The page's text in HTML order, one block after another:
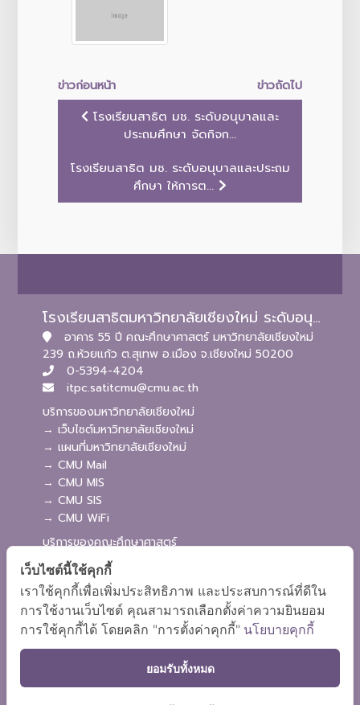
ข่าวก่อนหน้า
ข่าวถัดไป
โรงเรียนสาธิต มช. ระดับอนุบาลและ
ประถมศึกษา จัดกิจก...
โรงเรียนสาธิต มช. ระดับอนุบาลและประถม
ศึกษา ให้การต...
โรงเรียนสาธิตมหาวิทยาลัยเชียงใหม่ ระดับอนุบาลและประถมศึกษา
อาคาร 55 ปี คณะศึกษาศาสตร์ มหาวิทยาลัยเชียงใหม่
239 ถ.ห้วยแก้ว ต.สุเทพ อ.เมือง จ.เชียงใหม่ 50200
0-5394-4204
itpc.satitcmu@cmu.ac.th
บริการของมหาวิทยาลัยเชียงใหม่
→ เว็บไซต์มหาวิทยาลัยเชียงใหม่
→ แผนที่มหาวิทยาลัยเชียงใหม่
→ CMU Mail
→ CMU MIS
→ CMU SIS
→ CMU WiFi
บริการของคณะศึกษาศาสตร์
→ เว็บไซต์คณะศึกษาศาสตร์
→ ระบบจัดการเว็บไซต์
→ ระบบ Admission
→ EDU MIS
→ EDU SIS
เว็บไซต์นี้ใช้คุกกี้
เราใช้คุกกี้เพื่อเพิ่มประสิทธิภาพ และประสบการณ์ที่ดีใน
การใช้งานเว็บไซต์ คุณสามารถเลือกตั้งค่าความยินยอม
การใช้คุกกี้ได้ โดยคลิก "การตั้งค่าคุกกี้" นโยบายคุกกี้
ยอมรับทั้งหมด